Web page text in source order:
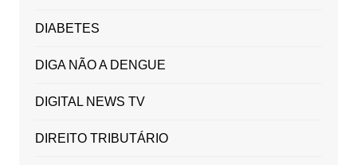
DIABETES
DIGA NÃO A DENGUE
DIGITAL NEWS TV
DIREITO TRIBUTÁRIO